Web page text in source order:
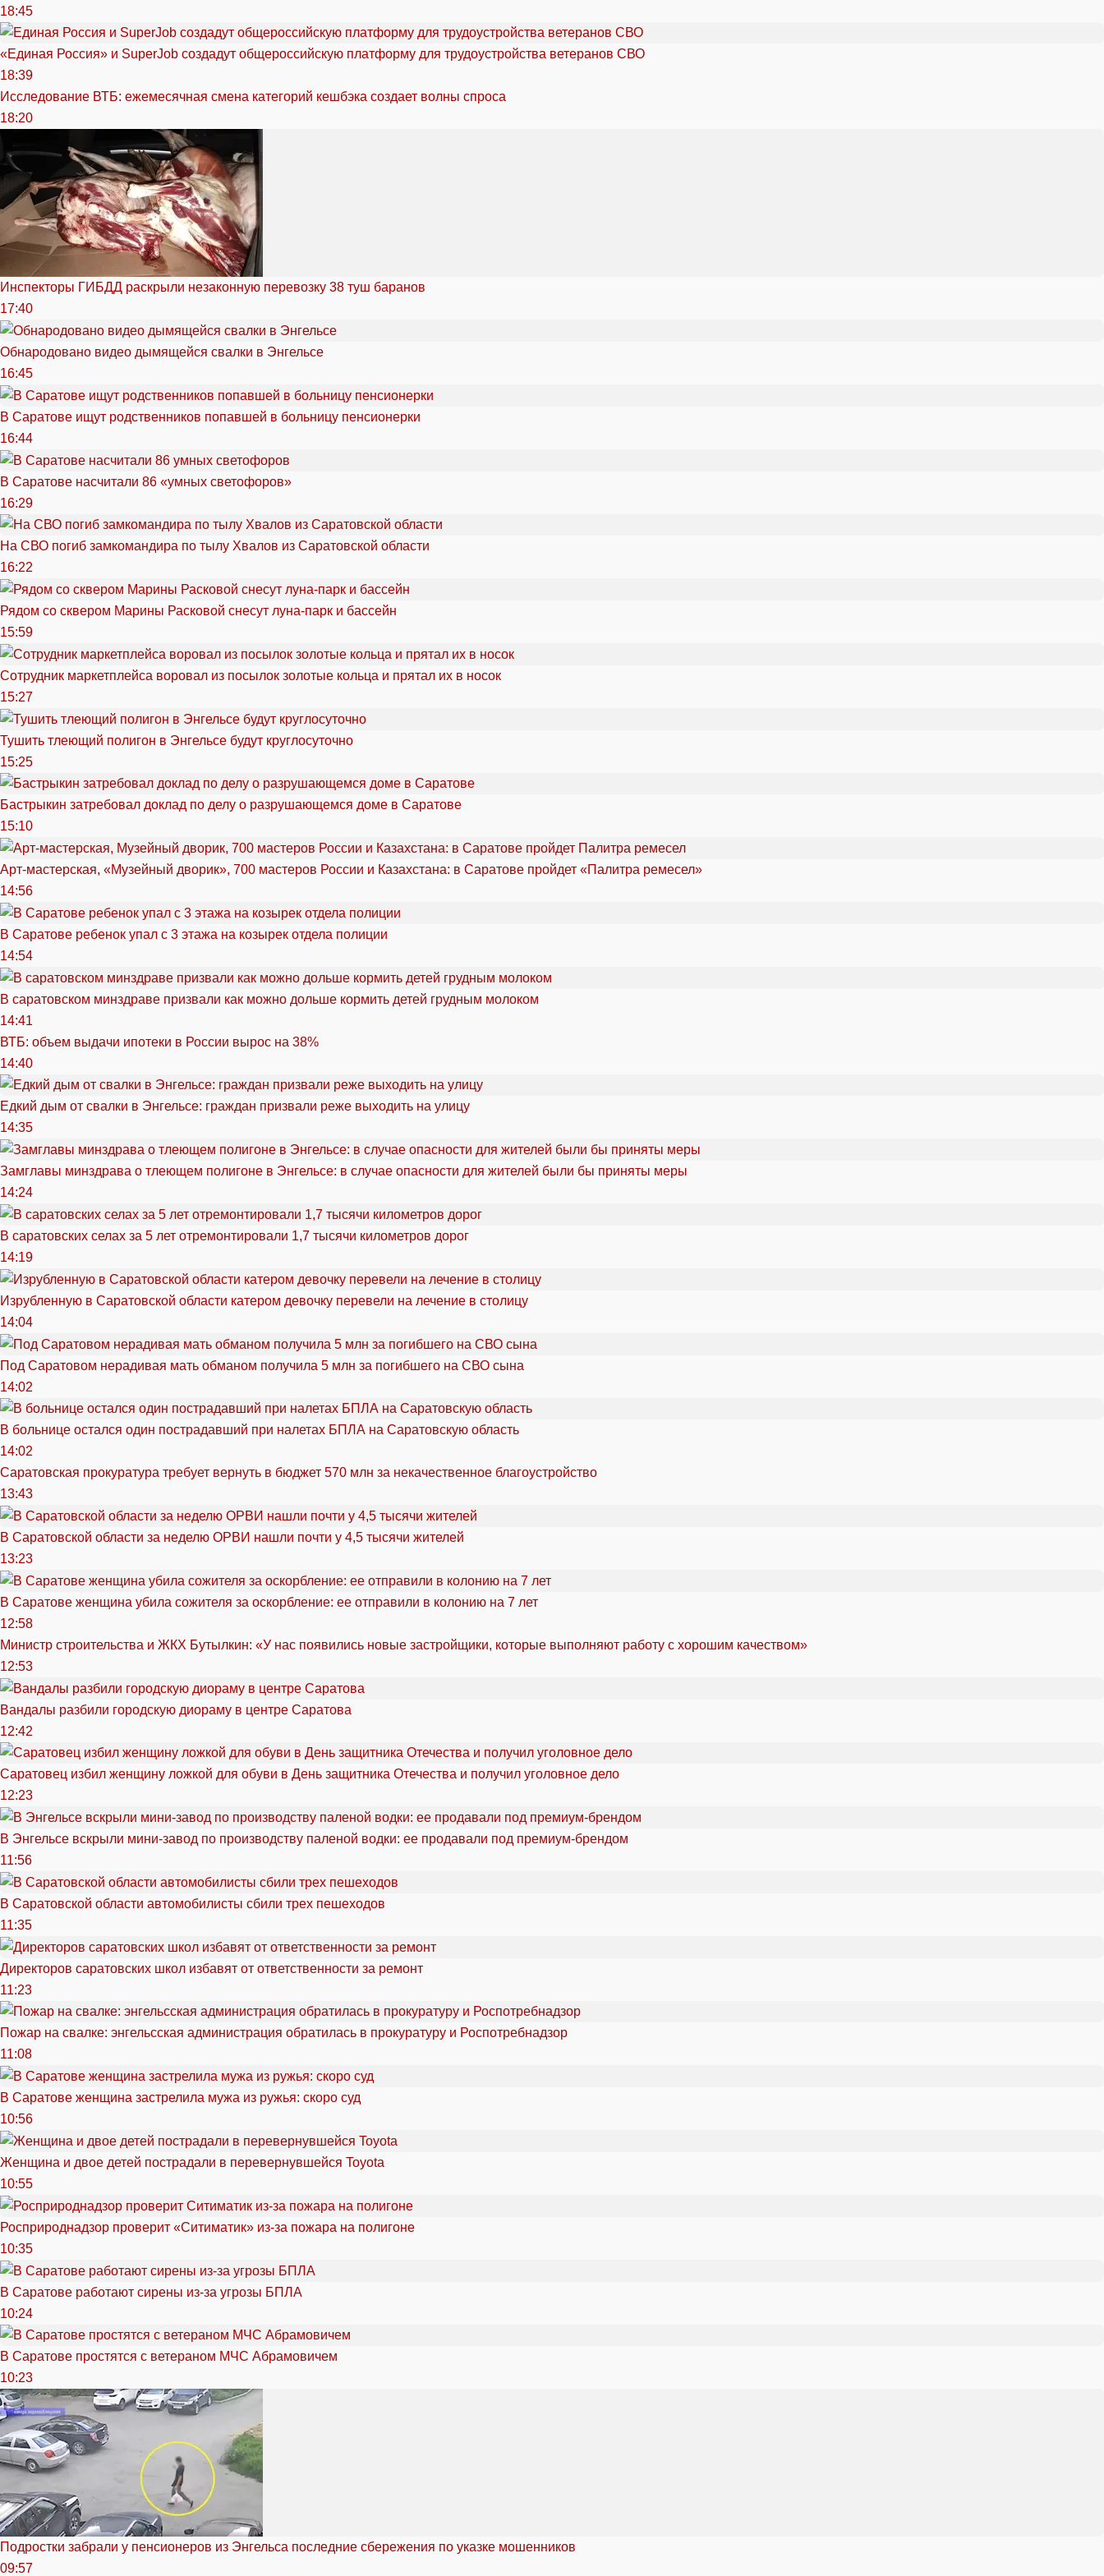
18:45
«Единая Россия» и SuperJob создадут общероссийскую платформу для трудоустройства ветеранов СВО
18:39
Исследование ВТБ: ежемесячная смена категорий кешбэка создает волны спроса
18:20
Инспекторы ГИБДД раскрыли незаконную перевозку 38 туш баранов
17:40
Обнародовано видео дымящейся свалки в Энгельсе
16:45
В Саратове ищут родственников попавшей в больницу пенсионерки
16:44
В Саратове насчитали 86 «умных светофоров»
16:29
На СВО погиб замкомандира по тылу Хвалов из Саратовской области
16:22
Рядом со сквером Марины Расковой снесут луна-парк и бассейн
15:59
Сотрудник маркетплейса воровал из посылок золотые кольца и прятал их в носок
15:27
Тушить тлеющий полигон в Энгельсе будут круглосуточно
15:25
Бастрыкин затребовал доклад по делу о разрушающемся доме в Саратове
15:10
Арт-мастерская, «Музейный дворик», 700 мастеров России и Казахстана: в Саратове пройдет «Палитра ремесел»
14:56
В Саратове ребенок упал с 3 этажа на козырек отдела полиции
14:54
В саратовском минздраве призвали как можно дольше кормить детей грудным молоком
14:41
ВТБ: объем выдачи ипотеки в России вырос на 38%
14:40
Едкий дым от свалки в Энгельсе: граждан призвали реже выходить на улицу
14:35
Замглавы минздрава о тлеющем полигоне в Энгельсе: в случае опасности для жителей были бы приняты меры
14:24
В саратовских селах за 5 лет отремонтировали 1,7 тысячи километров дорог
14:19
Изрубленную в Саратовской области катером девочку перевели на лечение в столицу
14:04
Под Саратовом нерадивая мать обманом получила 5 млн за погибшего на СВО сына
14:02
В больнице остался один пострадавший при налетах БПЛА на Саратовскую область
14:02
Саратовская прокуратура требует вернуть в бюджет 570 млн за некачественное благоустройство
13:43
В Саратовской области за неделю ОРВИ нашли почти у 4,5 тысячи жителей
13:23
В Саратове женщина убила сожителя за оскорбление: ее отправили в колонию на 7 лет
12:58
Министр строительства и ЖКХ Бутылкин: «У нас появились новые застройщики, которые выполняют работу с хорошим качеством»
12:53
Вандалы разбили городскую диораму в центре Саратова
12:42
Саратовец избил женщину ложкой для обуви в День защитника Отечества и получил уголовное дело
12:23
В Энгельсе вскрыли мини-завод по производству паленой водки: ее продавали под премиум-брендом
11:56
В Саратовской области автомобилисты сбили трех пешеходов
11:35
Директоров саратовских школ избавят от ответственности за ремонт
11:23
Пожар на свалке: энгельсская администрация обратилась в прокуратуру и Роспотребнадзор
11:08
В Саратове женщина застрелила мужа из ружья: скоро суд
10:56
Женщина и двое детей пострадали в перевернувшейся Toyota
10:55
Росприроднадзор проверит «Ситиматик» из-за пожара на полигоне
10:35
В Саратове работают сирены из-за угрозы БПЛА
10:24
В Саратове простятся с ветераном МЧС Абрамовичем
10:23
Подростки забрали у пенсионеров из Энгельса последние сбережения по указке мошенников
09:57